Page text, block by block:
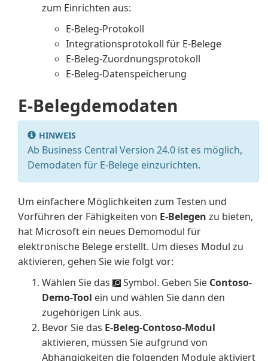
zum Einrichten aus:
E-Beleg-Protokoll
Integrationsprotokoll für E-Belege
E-Beleg-Zuordnungsprotokoll
E-Beleg-Datenspeicherung
E-Belegdemodaten
HINWEIS
Ab Business Central Version 24.0 ist es möglich,
Demodaten für E-Belege einzurichten.
Um einfachere Möglichkeiten zum Testen und
Vorführen der Fähigkeiten von E-Belegen zu bieten,
hat Microsoft ein neues Demomodul für
elektronische Belege erstellt. Um dieses Modul zu
aktivieren, gehen Sie wie folgt vor:
Wählen Sie das
Symbol. Geben Sie Contoso-
Demo-Tool ein und wählen Sie dann den
zugehörigen Link aus.
Bevor Sie das E-Beleg-Contoso-Modul
aktivieren, müssen Sie aufgrund von
Abhängigkeiten die folgenden Module aktiviert